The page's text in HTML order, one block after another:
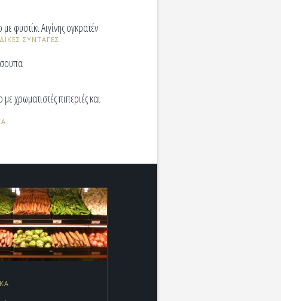
φυστίκι Αιγίνης ογκρατέν
ΣΥΝΤΑΓΕΣ
χρωματιστές πιπεριές και